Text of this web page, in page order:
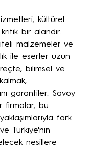
kültürel
bir alandır.
malzemeler ve
ile eserler uzun
bilimsel ve
garantiler. Savoy
firmalar, bu
fark
Türkiye'nin
nesillere